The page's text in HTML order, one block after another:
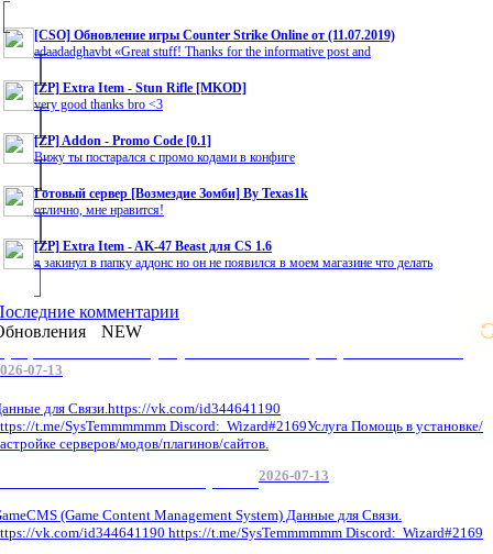
[CSO] Обновление игры Counter Strike Online от (11.07.2019)
adaadadghavbt «Great stuff! Thanks for the informative post and
[ZP] Extra Item - Stun Rifle [MKOD]
very good thanks bro <3
[ZP] Addon - Promo Code [0.1]
Вижу ты постарался с промо кодами в конфиге
Готовый сервер [Возмездие Зомби] By Texas1k
отлично, мне нравится!
[ZP] Extra Item - AK-47 Beast для CS 1.6
я закинул в папку аддонс но он не появился в моем магазине что делать
комментарии
NEW
07-13
для Связи.https://vk.com/id344641190
t.me/SysTemmmmmm Discord: Wizard#2169Услуга Помощь в установке/
серверов/модов/плагинов/сайтов.
2026-07-13
(Game Content Management System) Данные для Связи.
vk.com/id344641190 https://t.me/SysTemmmmmm Discord: Wizard#2169